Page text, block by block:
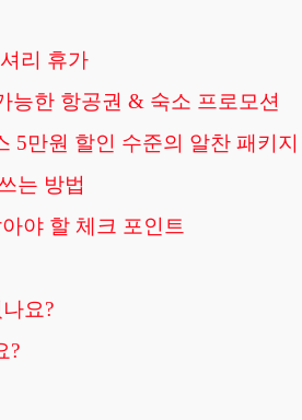
리 휴가
능한 항공권 & 숙소 프로모션
5만원 할인 수준의 알찬 패키지
는 방법
야 할 체크 포인트
요?
?